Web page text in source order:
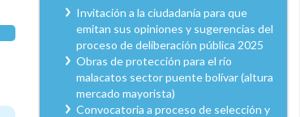
Invitación a la ciudadanía para que
emitan sus opiniones y sugerencias del
proceso de deliberación pública 2025
Obras de protección para el río
malacatos sector puente bolívar (altura
mercado mayorista)
Convocatoria a proceso de selección y